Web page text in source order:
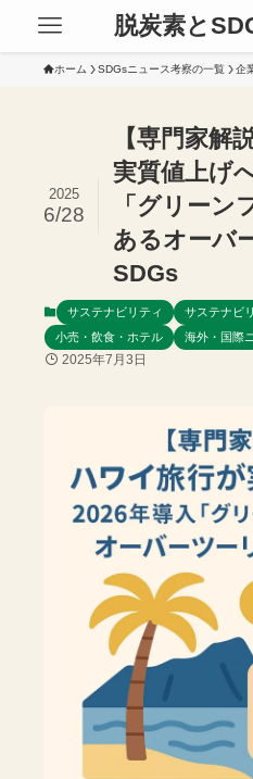
脱炭素と
ホーム SDGsニュース考察の一覧 企
【専門家解
実質値上げ
「グリーン
あるオーバ
SDGs
2025
6/28
サステナビリティ
サステナビ
小売・飲食・ホテル
海外・国際
2025年7月3日